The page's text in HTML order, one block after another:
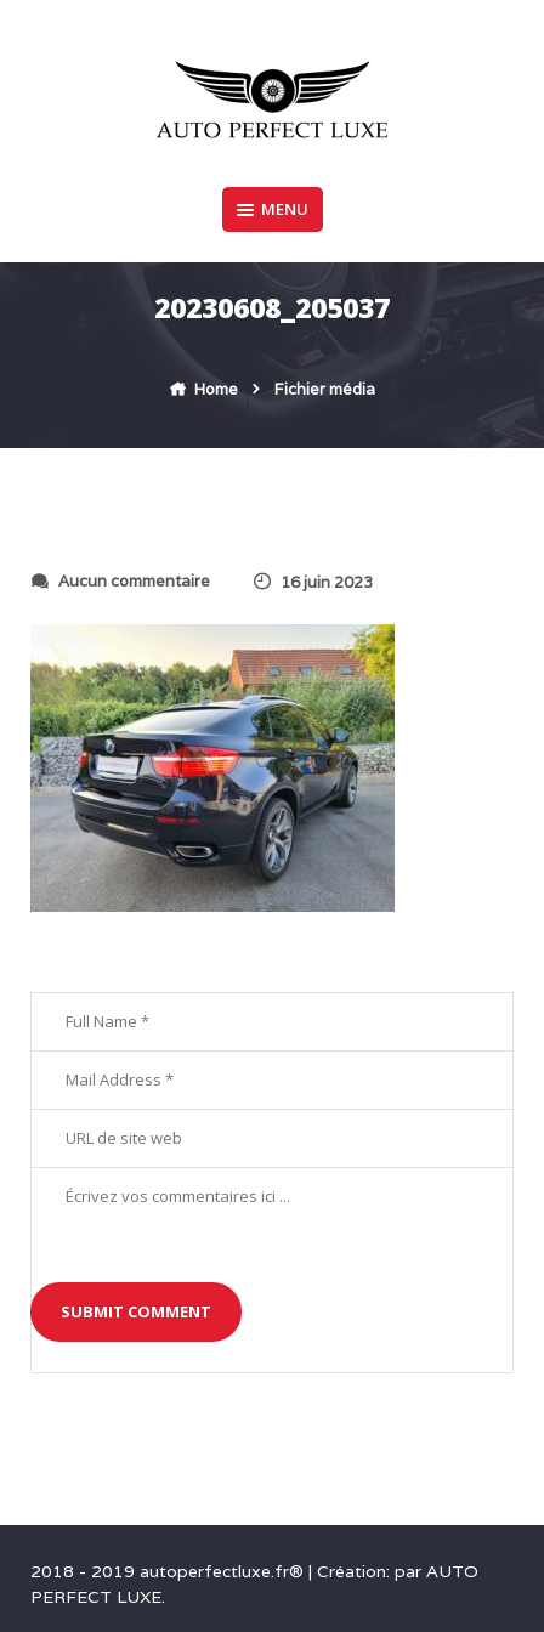
AUTO PERFECT LUXE
MENU
20230608_205037
Home Fichier média
Aucun commentaires
r
0
2
3
0
6
0
8
2
0
5
16 juin 2023
2018 - 2019 autoperfectluxe.fr® | Création: par AUTO
PERFECT LUXE